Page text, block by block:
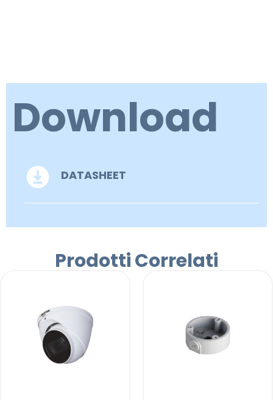
Download
DATASHEET
Prodotti Correlati